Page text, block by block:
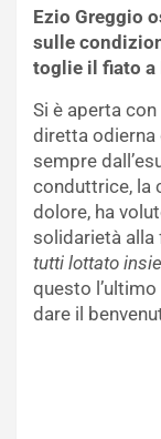
Ezio Greggio
sulle
toglie il fiato a
Si è aperta
diretta odierna
sempre
conduttrice, la
dolore, ha
solidarietà alla
tutti lottato
questo
dare il